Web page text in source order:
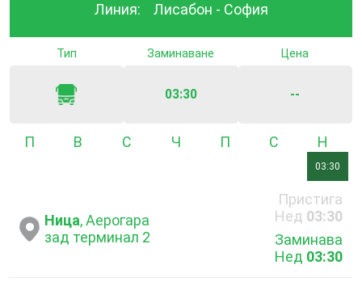
Линия: Лисабон - София
Тип Заминаване
03:30
Цена
--
ПонеделникВторник Четвъртък Събота
03:30
Ница, Аерогара
зад терминал 2
Пристига
Нед 03:30
Заминава
Нед 03:30